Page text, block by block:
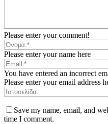
Please enter your comment!
Please enter your name here
You have entered an incorrect
Please enter your email address
Save my name, email, and
time I comment.